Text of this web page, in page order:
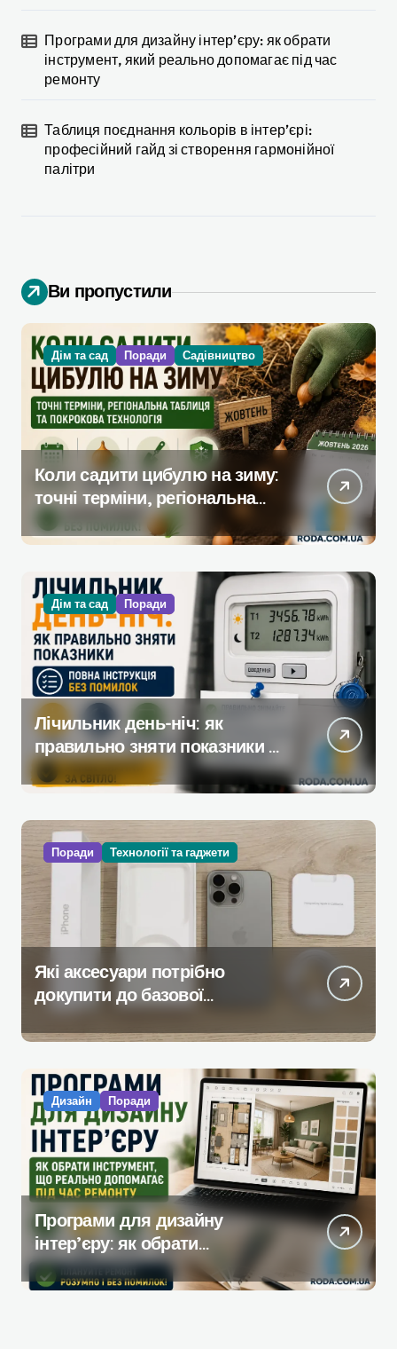
Програми для дизайну інтер’єру: як обрати
інструмент, який реально допомагає під час
ремонту
Таблиця поєднання кольорів в інтер’єрі:
професійний гайд зі створення гармонійної
палітри
Ви пропустили
Дім та сад Поради Садівництво
Коли садити цибулю на зиму:
точні терміни, регіональна
таблиця та покрокова
технологія
Дім та сад Поради
Лічильник день-ніч: як
правильно зняти показники —
повна інструкція без помилок
Поради Технології та гаджети
Які аксесуари потрібно
докупити до базової
комплектації iPhone
Дизайн Поради
Програми для дизайну
інтер’єру: як обрати
інструмент, який реально
допомагає під час ремонту